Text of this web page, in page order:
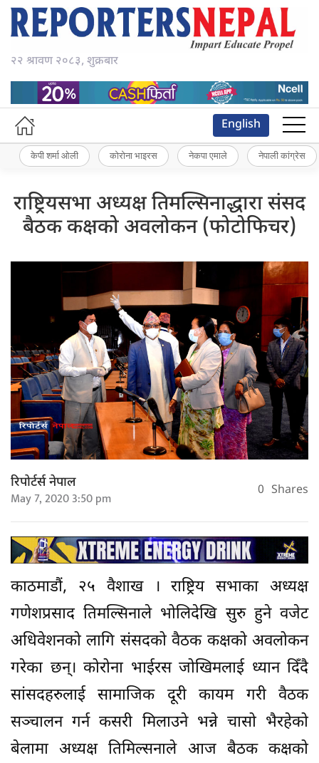
२२ श्रावण २०८३, शुक्रबार
English
केपी शर्मा ओली कोरोना भाइरस नेकपा एमाले नेपाली कांग्रेस
राष्ट्रियसभा अध्यक्ष तिमल्सिनाद्धारा संसद
बैठक कक्षको अवलोकन (फोटोफिचर)
रिपोर्टर्स नेपाल
May 7, 2020 3:50 pm 0 Shares
काठमाडौं, २५ वैशाख । राष्ट्रिय सभाका अध्यक्ष
गणेशप्रसाद तिमल्सिनाले भोलिदेखि सुरु हुने वजेट
अधिवेशनको लागि संसदको वैठक कक्षको अवलोकन
गरेका छन्। कोरोना भाईरस जोखिमलाई ध्यान दिँदै
सांसदहरुलाई सामाजिक दूरी कायम गरी वैठक
सञ्चालन गर्न कसरी मिलाउने भन्ने चासो भैरहेको
बेलामा अध्यक्ष तिमिल्सनाले आज बैठक कक्षको